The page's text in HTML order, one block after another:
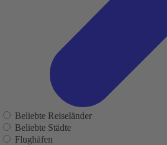
Beliebte Reiseländer
Beliebte Städte
Flughäfen